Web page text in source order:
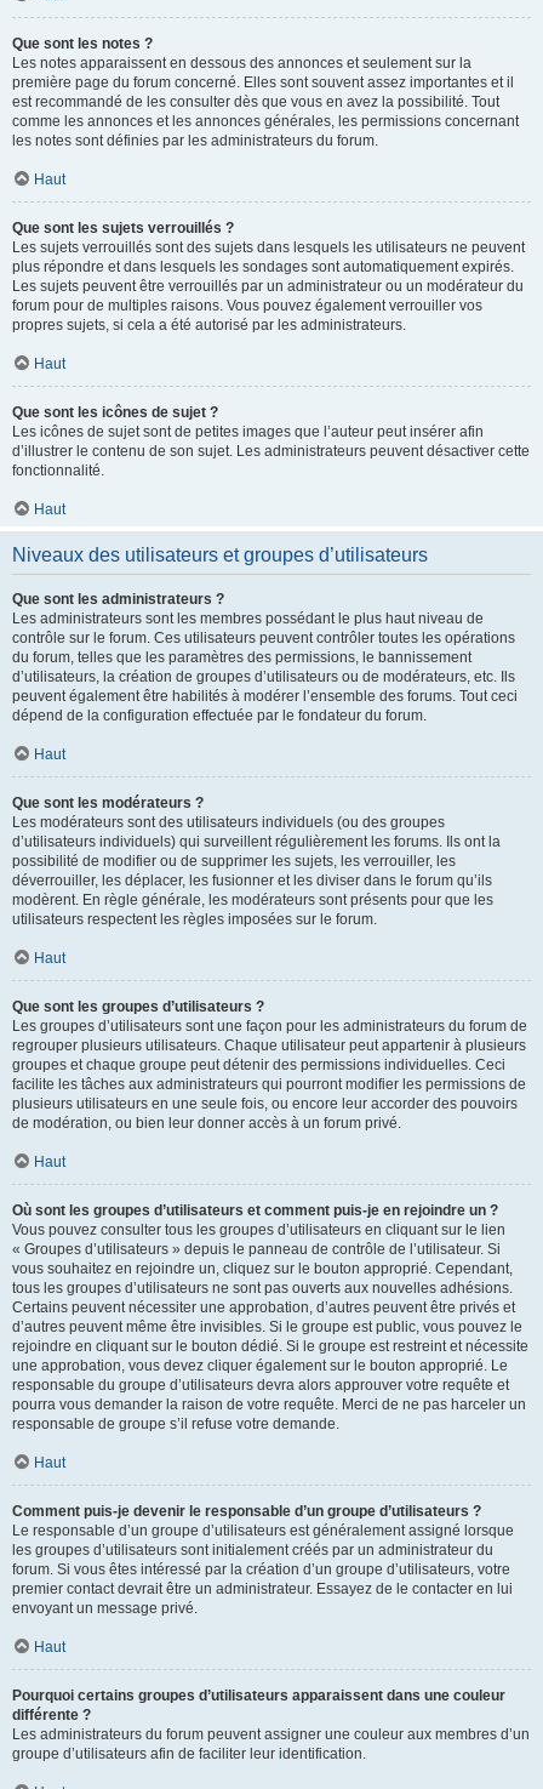
Que sont les notes ?
Les notes apparaissent en dessous des annonces et seulement sur la
première page du forum concerné. Elles sont souvent assez importantes et il
est recommandé de les consulter dès que vous en avez la possibilité. Tout
comme les annonces et les annonces générales, les permissions concernant
les notes sont définies par les administrateurs du forum.
Haut
Que sont les sujets verrouillés ?
Les sujets verrouillés sont des sujets dans lesquels les utilisateurs ne peuvent
plus répondre et dans lesquels les sondages sont automatiquement expirés.
Les sujets peuvent être verrouillés par un administrateur ou un modérateur du
forum pour de multiples raisons. Vous pouvez également verrouiller vos
propres sujets, si cela a été autorisé par les administrateurs.
Haut
Que sont les icônes de sujet ?
Les icônes de sujet sont de petites images que l’auteur peut insérer afin
d’illustrer le contenu de son sujet. Les administrateurs peuvent désactiver cette
fonctionnalité.
Haut
Niveaux des utilisateurs et groupes d’utilisateurs
Que sont les administrateurs ?
Les administrateurs sont les membres possédant le plus haut niveau de
contrôle sur le forum. Ces utilisateurs peuvent contrôler toutes les opérations
du forum, telles que les paramètres des permissions, le bannissement
d’utilisateurs, la création de groupes d’utilisateurs ou de modérateurs, etc. Ils
peuvent également être habilités à modérer l’ensemble des forums. Tout ceci
dépend de la configuration effectuée par le fondateur du forum.
Haut
Que sont les modérateurs ?
Les modérateurs sont des utilisateurs individuels (ou des groupes
d’utilisateurs individuels) qui surveillent régulièrement les forums. Ils ont la
possibilité de modifier ou de supprimer les sujets, les verrouiller, les
déverrouiller, les déplacer, les fusionner et les diviser dans le forum qu’ils
modèrent. En règle générale, les modérateurs sont présents pour que les
utilisateurs respectent les règles imposées sur le forum.
Haut
Que sont les groupes d’utilisateurs ?
Les groupes d’utilisateurs sont une façon pour les administrateurs du forum de
regrouper plusieurs utilisateurs. Chaque utilisateur peut appartenir à plusieurs
groupes et chaque groupe peut détenir des permissions individuelles. Ceci
facilite les tâches aux administrateurs qui pourront modifier les permissions de
plusieurs utilisateurs en une seule fois, ou encore leur accorder des pouvoirs
de modération, ou bien leur donner accès à un forum privé.
Haut
Où sont les groupes d’utilisateurs et comment puis-je en rejoindre un ?
Vous pouvez consulter tous les groupes d’utilisateurs en cliquant sur le lien
« Groupes d’utilisateurs » depuis le panneau de contrôle de l’utilisateur. Si
vous souhaitez en rejoindre un, cliquez sur le bouton approprié. Cependant,
tous les groupes d’utilisateurs ne sont pas ouverts aux nouvelles adhésions.
Certains peuvent nécessiter une approbation, d’autres peuvent être privés et
d’autres peuvent même être invisibles. Si le groupe est public, vous pouvez le
rejoindre en cliquant sur le bouton dédié. Si le groupe est restreint et nécessite
une approbation, vous devez cliquer également sur le bouton approprié. Le
responsable du groupe d’utilisateurs devra alors approuver votre requête et
pourra vous demander la raison de votre requête. Merci de ne pas harceler un
responsable de groupe s’il refuse votre demande.
Haut
Comment puis-je devenir le responsable d’un groupe d’utilisateurs ?
Le responsable d’un groupe d’utilisateurs est généralement assigné lorsque
les groupes d’utilisateurs sont initialement créés par un administrateur du
forum. Si vous êtes intéressé par la création d’un groupe d’utilisateurs, votre
premier contact devrait être un administrateur. Essayez de le contacter en lui
envoyant un message privé.
Haut
Pourquoi certains groupes d’utilisateurs apparaissent dans une couleur
différente ?
Les administrateurs du forum peuvent assigner une couleur aux membres d’un
groupe d’utilisateurs afin de faciliter leur identification.